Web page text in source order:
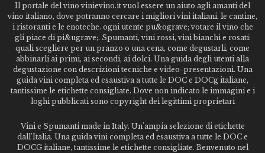
Il portale del vino vinievino.it vuol essere un aiuto agli amanti del
vino italiano, dove potranno cercare i migliori vini italiani, le cantine,
i ristoranti e le enoteche. ogni utente pu&ograve; votare il vino che
gli piace di pi&ugrave;. Spumanti, vini rossi, vini bianchi e rosati:
quali scegliere per un pranzo o una cena, come degustarli, come
abbinarli ai primi, ai secondi, ai dolci. Una guida degli utenti alla
degustazione con descrizioni tecniche e video-presentazioni. Una
guida vini completa ed esaustiva a tutte le DOC e DOCg italiane,
tantissime le etichette consigliate. Dove non indicato le immagini e i
loghi pubblicati sono copyright dei legittimi proprietari
Vini e Spumanti made in Italy. Un'ampia selezione di etichette
dall'Italia. Una guida vini completa ed esaustiva a tutte le DOC e
DOCG italiane, tantissime le etichette consigliate. Benvenuto nel